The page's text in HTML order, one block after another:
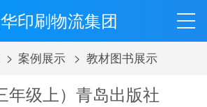
印刷物流集团
> 案例展示 > 教材图书展示
年级上）青岛出版社